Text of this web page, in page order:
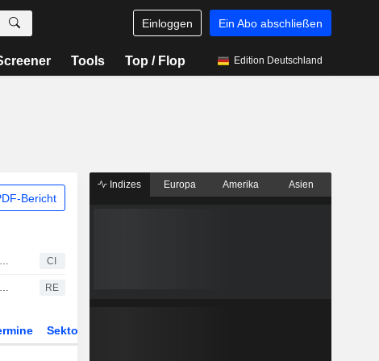
Einloggen Ein Abo abschließen
Tools Top / Flop Edition Deutschland
Bericht
Revenio Group Corporation gibt Änderungen in Verwaltungsrat und Ausschüssen mit Wirkung zum 10. Juni 2026 bekannt CI
Revenio begibt 2.5 Mio. neue Aktien an die Verkäufer der LT International SAS RE
Sektor
Indizes Europa Amerika Asien